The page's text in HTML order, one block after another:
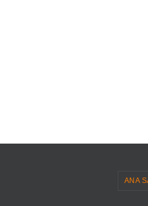
ANA